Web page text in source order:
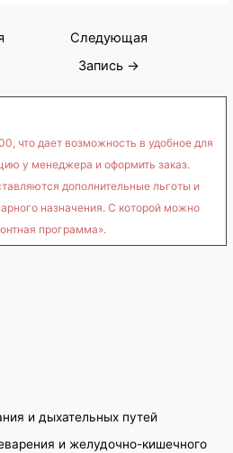
что дает возможность в удобное для
у менеджера и оформить заказ.
дополнительные льготы и
назначения. С которой можно
программа».
и дыхательных путей
и желудочно-кишечного
Следующая
Запись →